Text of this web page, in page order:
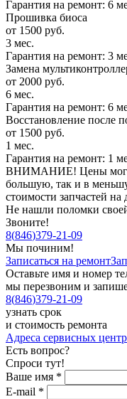
Гарантия на ремонт: 6
Прошивка биоса
от 1500 руб.
3 мес.
Гарантия на ремонт: 3
Замена
от 2000 руб.
6 мес.
Гарантия на ремонт: 6
Восстановление после
от 1500 руб.
1 мес.
Гарантия на ремонт: 1
ВНИМАНИЕ! Цены могут
большую, так и в
стоимости запчастей на
Не нашли поломки
Звоните!
8(846)379-21-09
Мы починим!
Записаться на ремонт
Оставьте имя и номер
мы перезвоним и
8(846)379-21-09
узнать срок
и стоимость ремонта
Адреса сервисных
Есть вопрос?
Спроси тут!
Ваше имя *
E-mail *